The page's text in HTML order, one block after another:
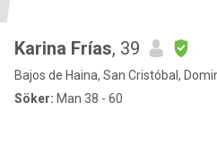
Karina Frías, 39
Bajos de Haina, San Cristóbal,
Söker: Man 38 - 60